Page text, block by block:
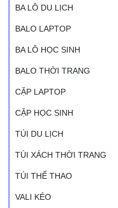
BA LÔ DU LỊCH
BALO LAPTOP
BA LÔ HỌC SINH
BALO THỜI TRANG
CẶP LAPTOP
CẶP HỌC SINH
TÚI DU LỊCH
TÚI XÁCH THỜI TRANG
TÚI THỂ THAO
VALI KÉO